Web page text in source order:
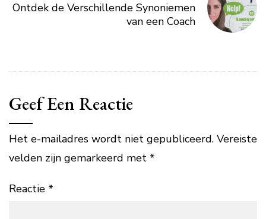
Ontdek de Verschillende Synoniemen
van een Coach
Geef Een Reactie
Het e-mailadres wordt niet gepubliceerd. Vereiste
velden zijn gemarkeerd met *
Reactie *